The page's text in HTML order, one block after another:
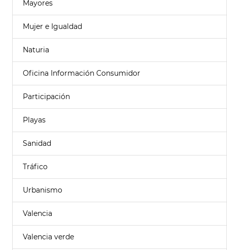
Mayores
Mujer e Igualdad
Naturia
Oficina Información Consumidor
Participación
Playas
Sanidad
Tráfico
Urbanismo
Valencia
Valencia verde